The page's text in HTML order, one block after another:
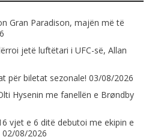
Gran Paradison, majën më të
jetë luftëtari i UFC-së, Allan
për biletat sezonale! 03/08/2026
Hysenin me fanellën e Brøndby
vjet e 6 ditë debutoi me ekipin e
02/08/2026